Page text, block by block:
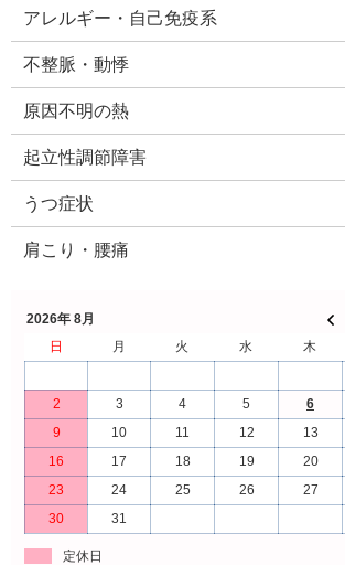
アレルギー・自己免疫系
不整脈・動悸
原因不明の熱
起立性調節障害
うつ症状
肩こり・腰痛
2026年 8月
日
月 火 水 木
2
3 4 5 6
9
10 11 12 13
16
17 18 19 20
23
24 25 26 27
30
31
定休日